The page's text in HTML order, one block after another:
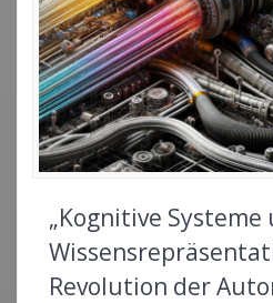
„Kognitive Systeme
Revolution der